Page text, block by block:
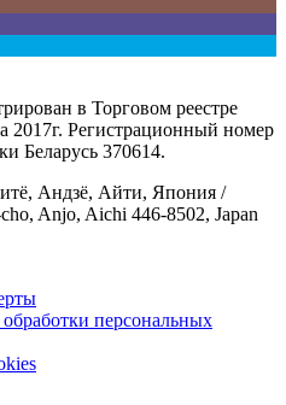
в Торговом реестре
2017г. Регистрационный номер
Беларусь 370614.
Андзё, Айти, Япония /
Anjo, Aichi 446-8502, Japan
персональных